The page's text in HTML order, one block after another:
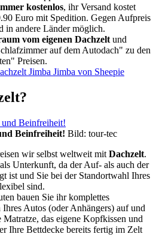
kostenlos, ihr Versand kostet
Euro mit Spedition. Gegen Aufpreis
in andere Länder möglich.
vom eigenen Dachzelt und
auf dem Autodach" zu den
Preisen.
Jimba Jimba von Sheepie
Beinfreiheit! Bild: tour-tec
wir selbst weltweit mit Dachzelt.
Unterkunft, da der Auf- als auch der
ist und Sie bei der Standortwahl Ihres
sind.
bauen Sie ihr komplettes
Autos (oder Anhängers) auf und
das eigene Kopfkissen und
Ihre Bettdecke bereits fertig im Zelt